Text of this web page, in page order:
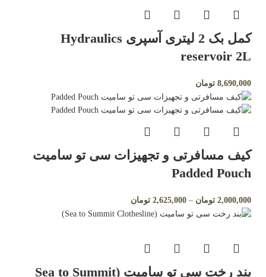
کمل بک 2 لیتری آسپری Hydraulics
reservoir 2L
8,690,000 تومان
کیف مسافرتی و تجهیزات سی تو سامیت
Padded Pouch
2,000,000 تومان –
2,625,000 تومان
بند رخت سی تو سامیت (Sea to Summit